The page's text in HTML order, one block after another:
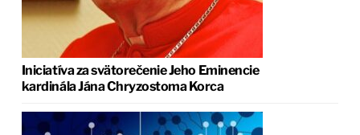
Iniciatíva za svätorečenie Jeho Eminencie
kardinála Jána Chryzostoma Korca